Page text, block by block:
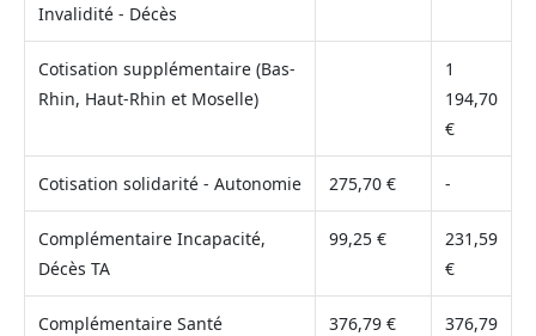
Invalidité - Décès
Cotisation supplémentaire (Bas-
Rhin, Haut-Rhin et Moselle)
1
194,70
€
Cotisation solidarité - Autonomie 275,70 € -
Complémentaire Incapacité,
Décès TA
99,25 €
231,59
€
Complémentaire Santé 376,79 €
376,79